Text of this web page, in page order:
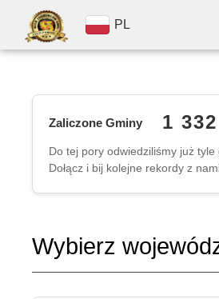
PL
Zaliczone Gminy 1
Do tej pory odwiedziliśmy już tyle
Dołącz i bij kolejne rekordy z
Wybierz